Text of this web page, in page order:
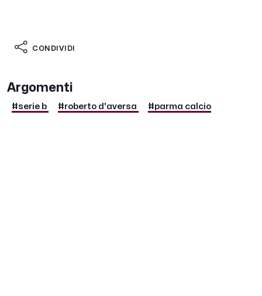
CONDIVIDI
Argomenti
#serie b #roberto d'aversa #parma calcio